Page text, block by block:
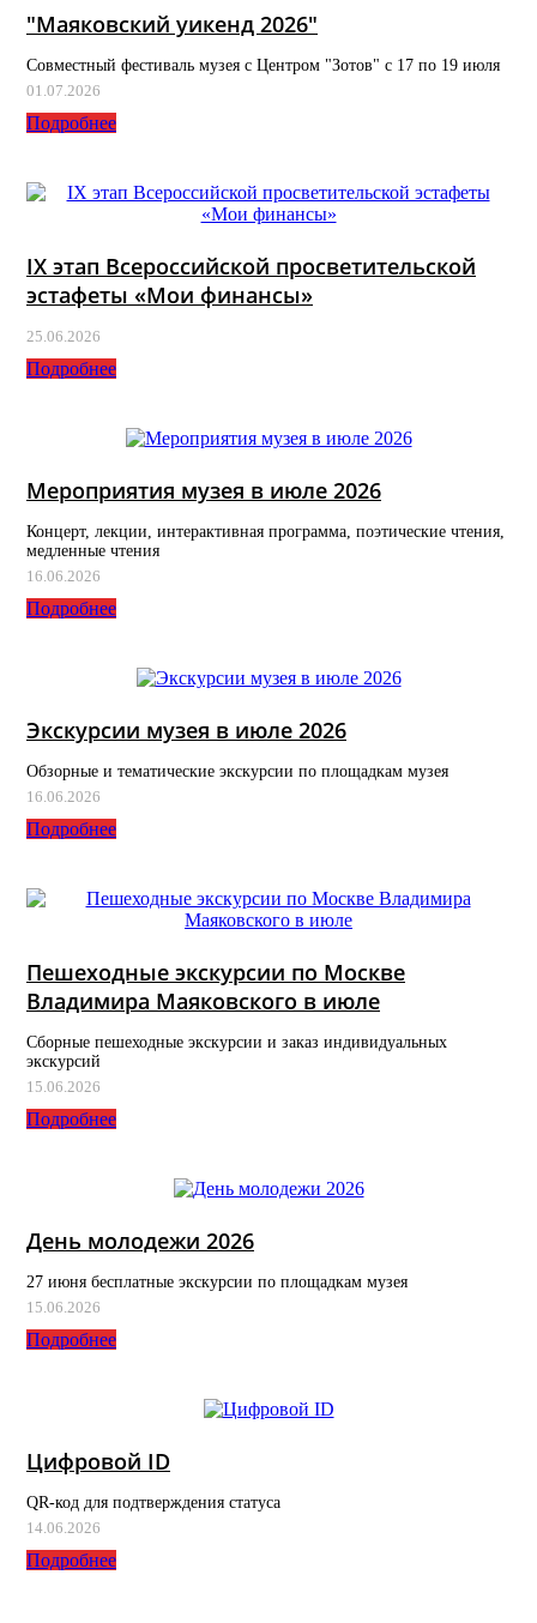
"Маяковский уикенд 2026"
Совместный фестиваль музея с Центром "Зотов" с 17 по 19 июля
01.07.2026
Подробнее
IX этап Всероссийской просветительской
эстафеты «Мои финансы»
25.06.2026
Подробнее
Мероприятия музея в июле 2026
Концерт, лекции, интерактивная программа, поэтические чтения,
медленные чтения
16.06.2026
Подробнее
Экскурсии музея в июле 2026
Обзорные и тематические экскурсии по площадкам музея
16.06.2026
Подробнее
Пешеходные экскурсии по Москве
Владимира Маяковского в июле
Сборные пешеходные экскурсии и заказ индивидуальных
экскурсий
15.06.2026
Подробнее
День молодежи 2026
27 июня бесплатные экскурсии по площадкам музея
15.06.2026
Подробнее
Цифровой ID
QR-код для подтверждения статуса
14.06.2026
Подробнее